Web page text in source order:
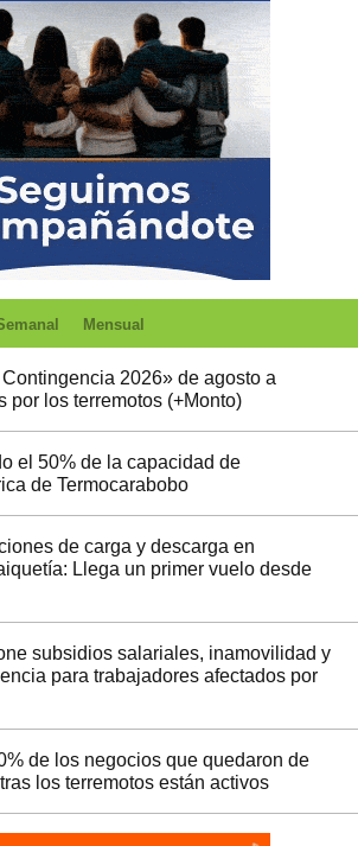
Mensual
2026» de agosto a
por los terremotos (+Monto)
el 50% de la capacidad de
de Termocarabobo
de carga y descarga en
Llega un primer vuelo desde
subsidios salariales, inamovilidad y
para trabajadores afectados por
de los negocios que quedaron de
los terremotos están activos